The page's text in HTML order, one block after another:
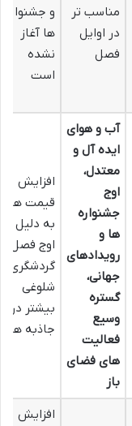
مناسب تر
در اوایل
فصل
و جشنواره
ها آغاز
نشده
است
آب و هوای
ایده آل و
معتدل،
اوج
جشنواره
ها و
رویدادهای
جهانی،
گستره
وسیع
فعالیت
های فضای
باز
افزایش
قیمت ها
به دلیل
اوج فصل
گردشگری،
شلوغی
بیشتر در
جاذبه ها
افزایش